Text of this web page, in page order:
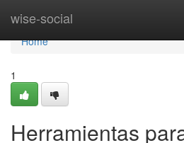
wise-social
Home
Home
1
Herramientas